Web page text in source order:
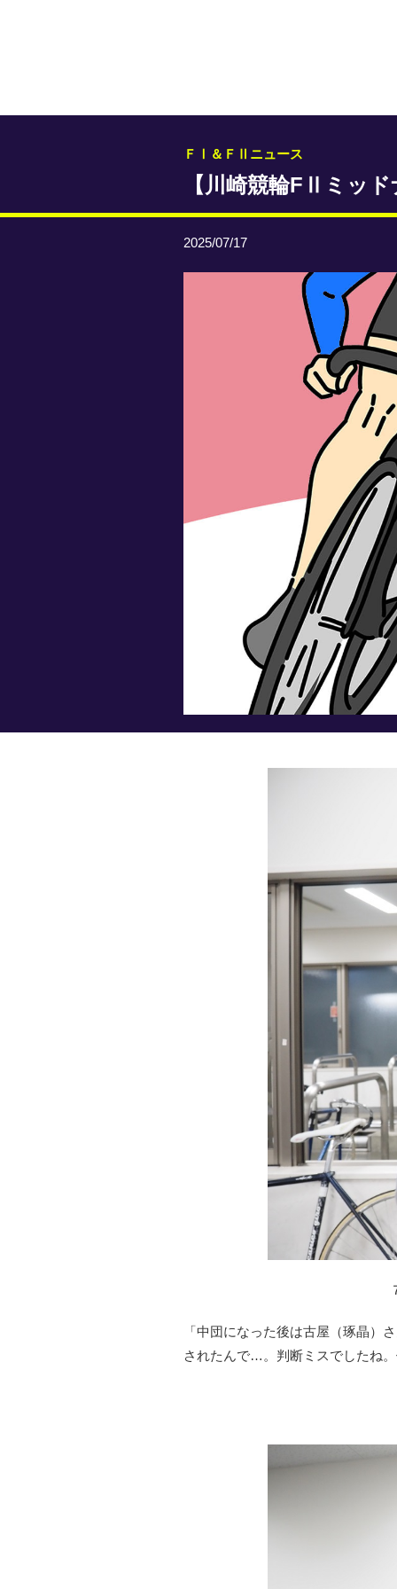
ＦⅠ＆ＦⅡニュース
【川崎競輪FⅡミッ
2025/07/17
「中団になった後は古屋（琢晶）
されたんで…。判断ミスでしたね